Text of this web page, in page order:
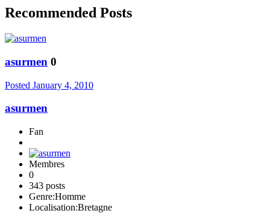
Recommended Posts
asurmen 0
Posted January 4, 2010
asurmen
Fan
Membres
0
343 posts
Genre:Homme
Localisation:Bretagne